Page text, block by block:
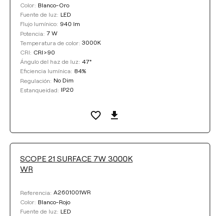
Color: Blanco-Oro
Fuente de luz: LED
Flujo lumínico: 940 lm
Potencia: 7 W
Temperatura de color: 3000K
CRI: CRI>90
Ángulo del haz de luz: 47°
Eficiencia lumínica: 84%
Regulación: No Dim
Estanqueidad: IP20
SCOPE 21 SURFACE 7W 3000K
WR
Referencia: A2601001WR
Color: Blanco-Rojo
Fuente de luz: LED